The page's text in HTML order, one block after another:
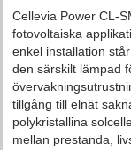
Cellevia Power CL-
fotovoltaiska
enkel installation
den särskilt lämpad
tillgång till elnät
polykristallina
mellan prestanda,